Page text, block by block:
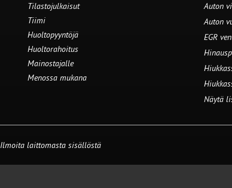
Tilastojulkaisut
Tiimi
Huoltopyyntöjä
Huoltorahoitus
Mainostajalle
Menossa mukana
Auton
Auton
EGR
Näytä
Ilmoita laittomasta sisällöstä